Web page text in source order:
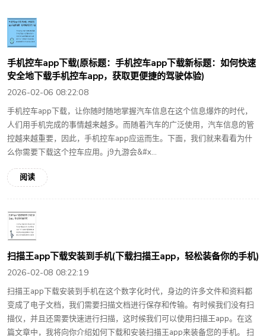
手机控车app下载(原标题：手机控车app下载新标题：如何快速
安全地下载手机控车app，获取更便捷的驾驶体验)
2026-02-06 08:22:08
手机控车app下载，让你随时随地掌握汽车信息在这个信息爆炸的时代，
人们用手机完成的事情越来越多。而随着汽车的广泛使用，汽车信息的管
控越来越重要，因此，手机控车app应运而生。下面，我们就来看看为什
么你需要下载这个控车应用。j9九游会&#x...
阅读
扫描王app下载安装到手机(下载扫描王app，轻松装备你的手机)
2026-02-08 08:22:19
扫描王app下载安装到手机在这个数字化时代，身边的许多文件和资料都
变成了电子文档，我们需要扫描文档进行保存和传输。有时候我们没有扫
描仪，并且还需要快速进行扫描，这时候我们可以使用扫描王app。在这
篇文章中，我将向你介绍如何下载和安装扫描王app来装备您的手机。 扫